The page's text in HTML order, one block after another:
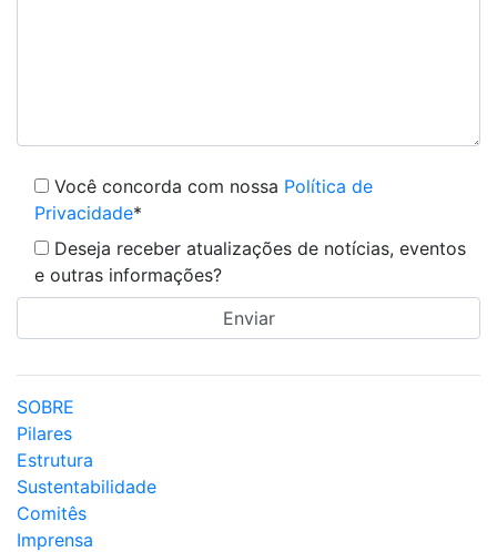
Você concorda com nossa Política de
Privacidade*
Deseja receber atualizações de notícias, eventos
e outras informações?
SOBRE
Pilares
Estrutura
Sustentabilidade
Comitês
Imprensa